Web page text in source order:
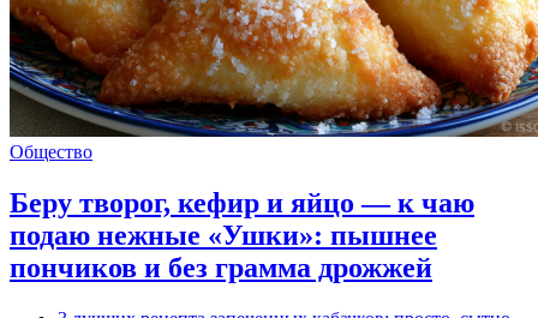
Общество
Беру творог, кефир и яйцо — к чаю
подаю нежные «Ушки»: пышнее
пончиков и без грамма дрожжей